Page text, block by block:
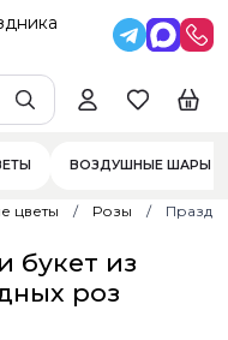
ВОЗДУШНЫЕ ШАРЫ
цветы Розы
букет из
роз